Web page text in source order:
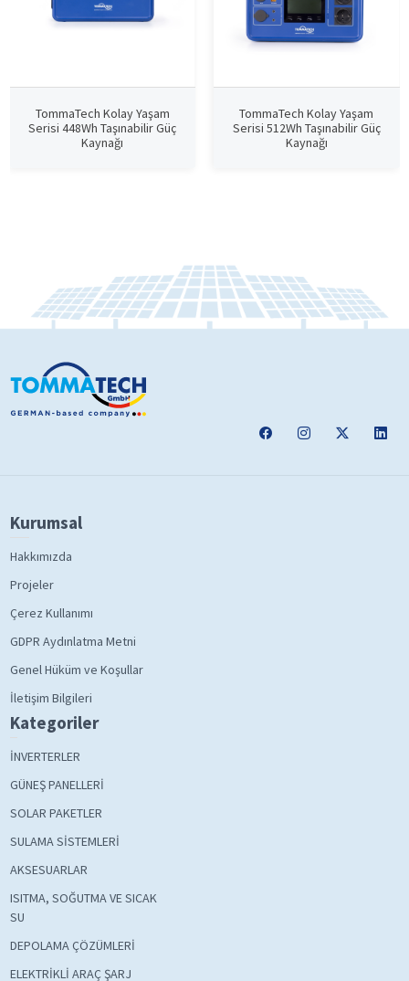
TommaTech Kolay Yaşam
Serisi 448Wh Taşınabilir Güç
Kaynağı
TommaTech Kolay Yaşam
Serisi 512Wh Taşınabilir Güç
Kaynağı
Kurumsal
Hakkımızda
Projeler
Çerez Kullanımı
GDPR Aydınlatma Metni
Genel Hüküm ve Koşullar
İletişim Bilgileri
Kategoriler
İNVERTERLER
GÜNEŞ PANELLERİ
SOLAR PAKETLER
SULAMA SİSTEMLERİ
AKSESUARLAR
ISITMA, SOĞUTMA VE SICAK
SU
DEPOLAMA ÇÖZÜMLERİ
ELEKTRİKLİ ARAÇ ŞARJ